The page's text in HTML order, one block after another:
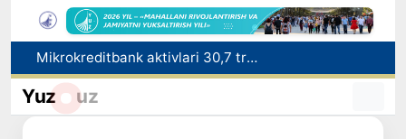
Mikrokreditbank aktivlari 30,7 trln soʻmga yetdi, Fitch reytingni BB darajasiga oshirdi
Malayziya Markaziy Osiyoda tibbiy turizm yoʻnalishi sifatidagi mavqeini mustahkamlamoqda
Namangan shahrining sobiq hokimi Anvar Otaxodjayevga nisbatan 11 yilga ozodlikdan mahrum qilish jazosi tayinlandi
Yuz uz